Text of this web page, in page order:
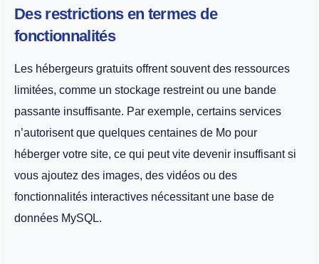
Des restrictions en termes de
fonctionnalités
Les hébergeurs gratuits offrent souvent des ressources
limitées, comme un stockage restreint ou une bande
passante insuffisante. Par exemple, certains services
n’autorisent que quelques centaines de Mo pour
héberger votre site, ce qui peut vite devenir insuffisant si
vous ajoutez des images, des vidéos ou des
fonctionnalités interactives nécessitant une base de
données MySQL.